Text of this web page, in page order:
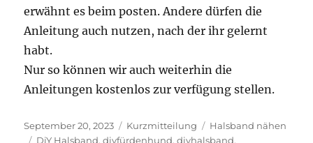
erwähnt es beim posten. Andere dürfen die
Anleitung auch nutzen, nach der ihr gelernt
habt.
Nur so können wir auch weiterhin die
Anleitungen kostenlos zur verfügung stellen.
Veröffentlicht
am
September 20, 2023 Format
Kurzmitteilung Kategorien
Halsband nähen
Schlagwörter
DiY Halsband,diyfürdenhund,diyhalsband,